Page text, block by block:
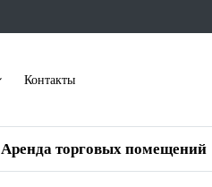
Контакты
Аренда торговых помещений